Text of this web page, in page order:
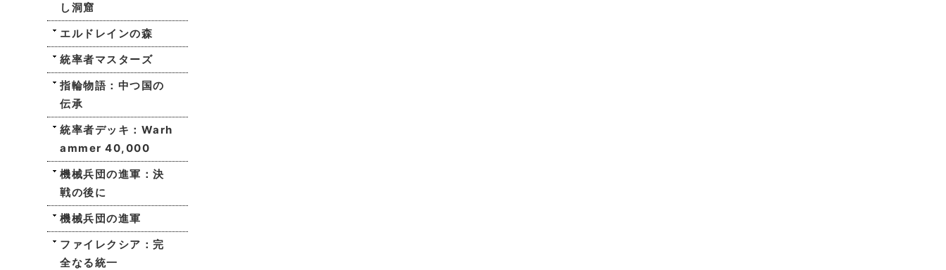
し洞窟
エルドレインの森
統率者マスターズ
指輪物語：中つ国の
伝承
統率者デッキ：Warh
ammer 40,000
機械兵団の進軍：決
戦の後に
機械兵団の進軍
ファイレクシア：完
全なる統一